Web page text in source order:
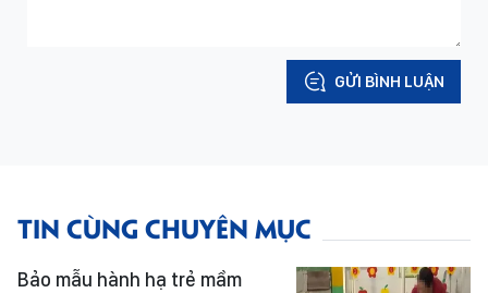
GỬI BÌNH LUẬN
TIN CÙNG CHUYÊN MỤC
Bảo mẫu hành hạ trẻ mầm